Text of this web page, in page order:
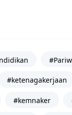
#ketenagakerjaan
#kemnaker